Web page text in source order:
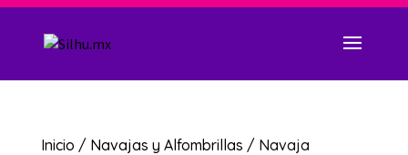
Inicio / Navajas y Alfombrillas / Navaja